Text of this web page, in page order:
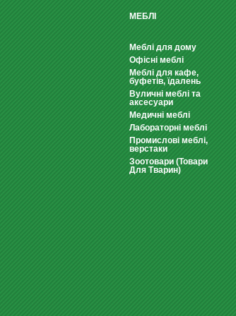
МЕБЛІ
Меблі для дому
Офісні меблі
Меблі для кафе,
буфетів, їдалень
Вуличні меблі та
аксесуари
Медичні меблі
Лабораторні меблі
Промислові меблі,
верстаки
Зоотовари (Товари
Для Тварин)